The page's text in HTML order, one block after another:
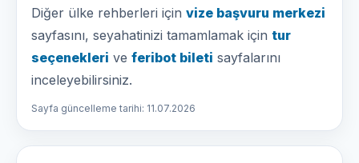
Diğer ülke rehberleri için vize başvuru merkezi
sayfasını, seyahatinizi tamamlamak için tur
seçenekleri ve feribot bileti sayfalarını
inceleyebilirsiniz.
Sayfa güncelleme tarihi: 11.07.2026